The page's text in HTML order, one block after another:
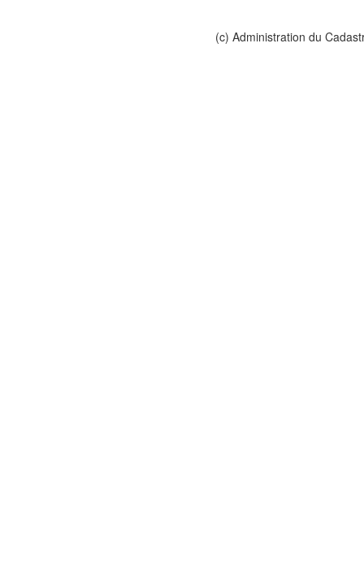
(c) Administration du